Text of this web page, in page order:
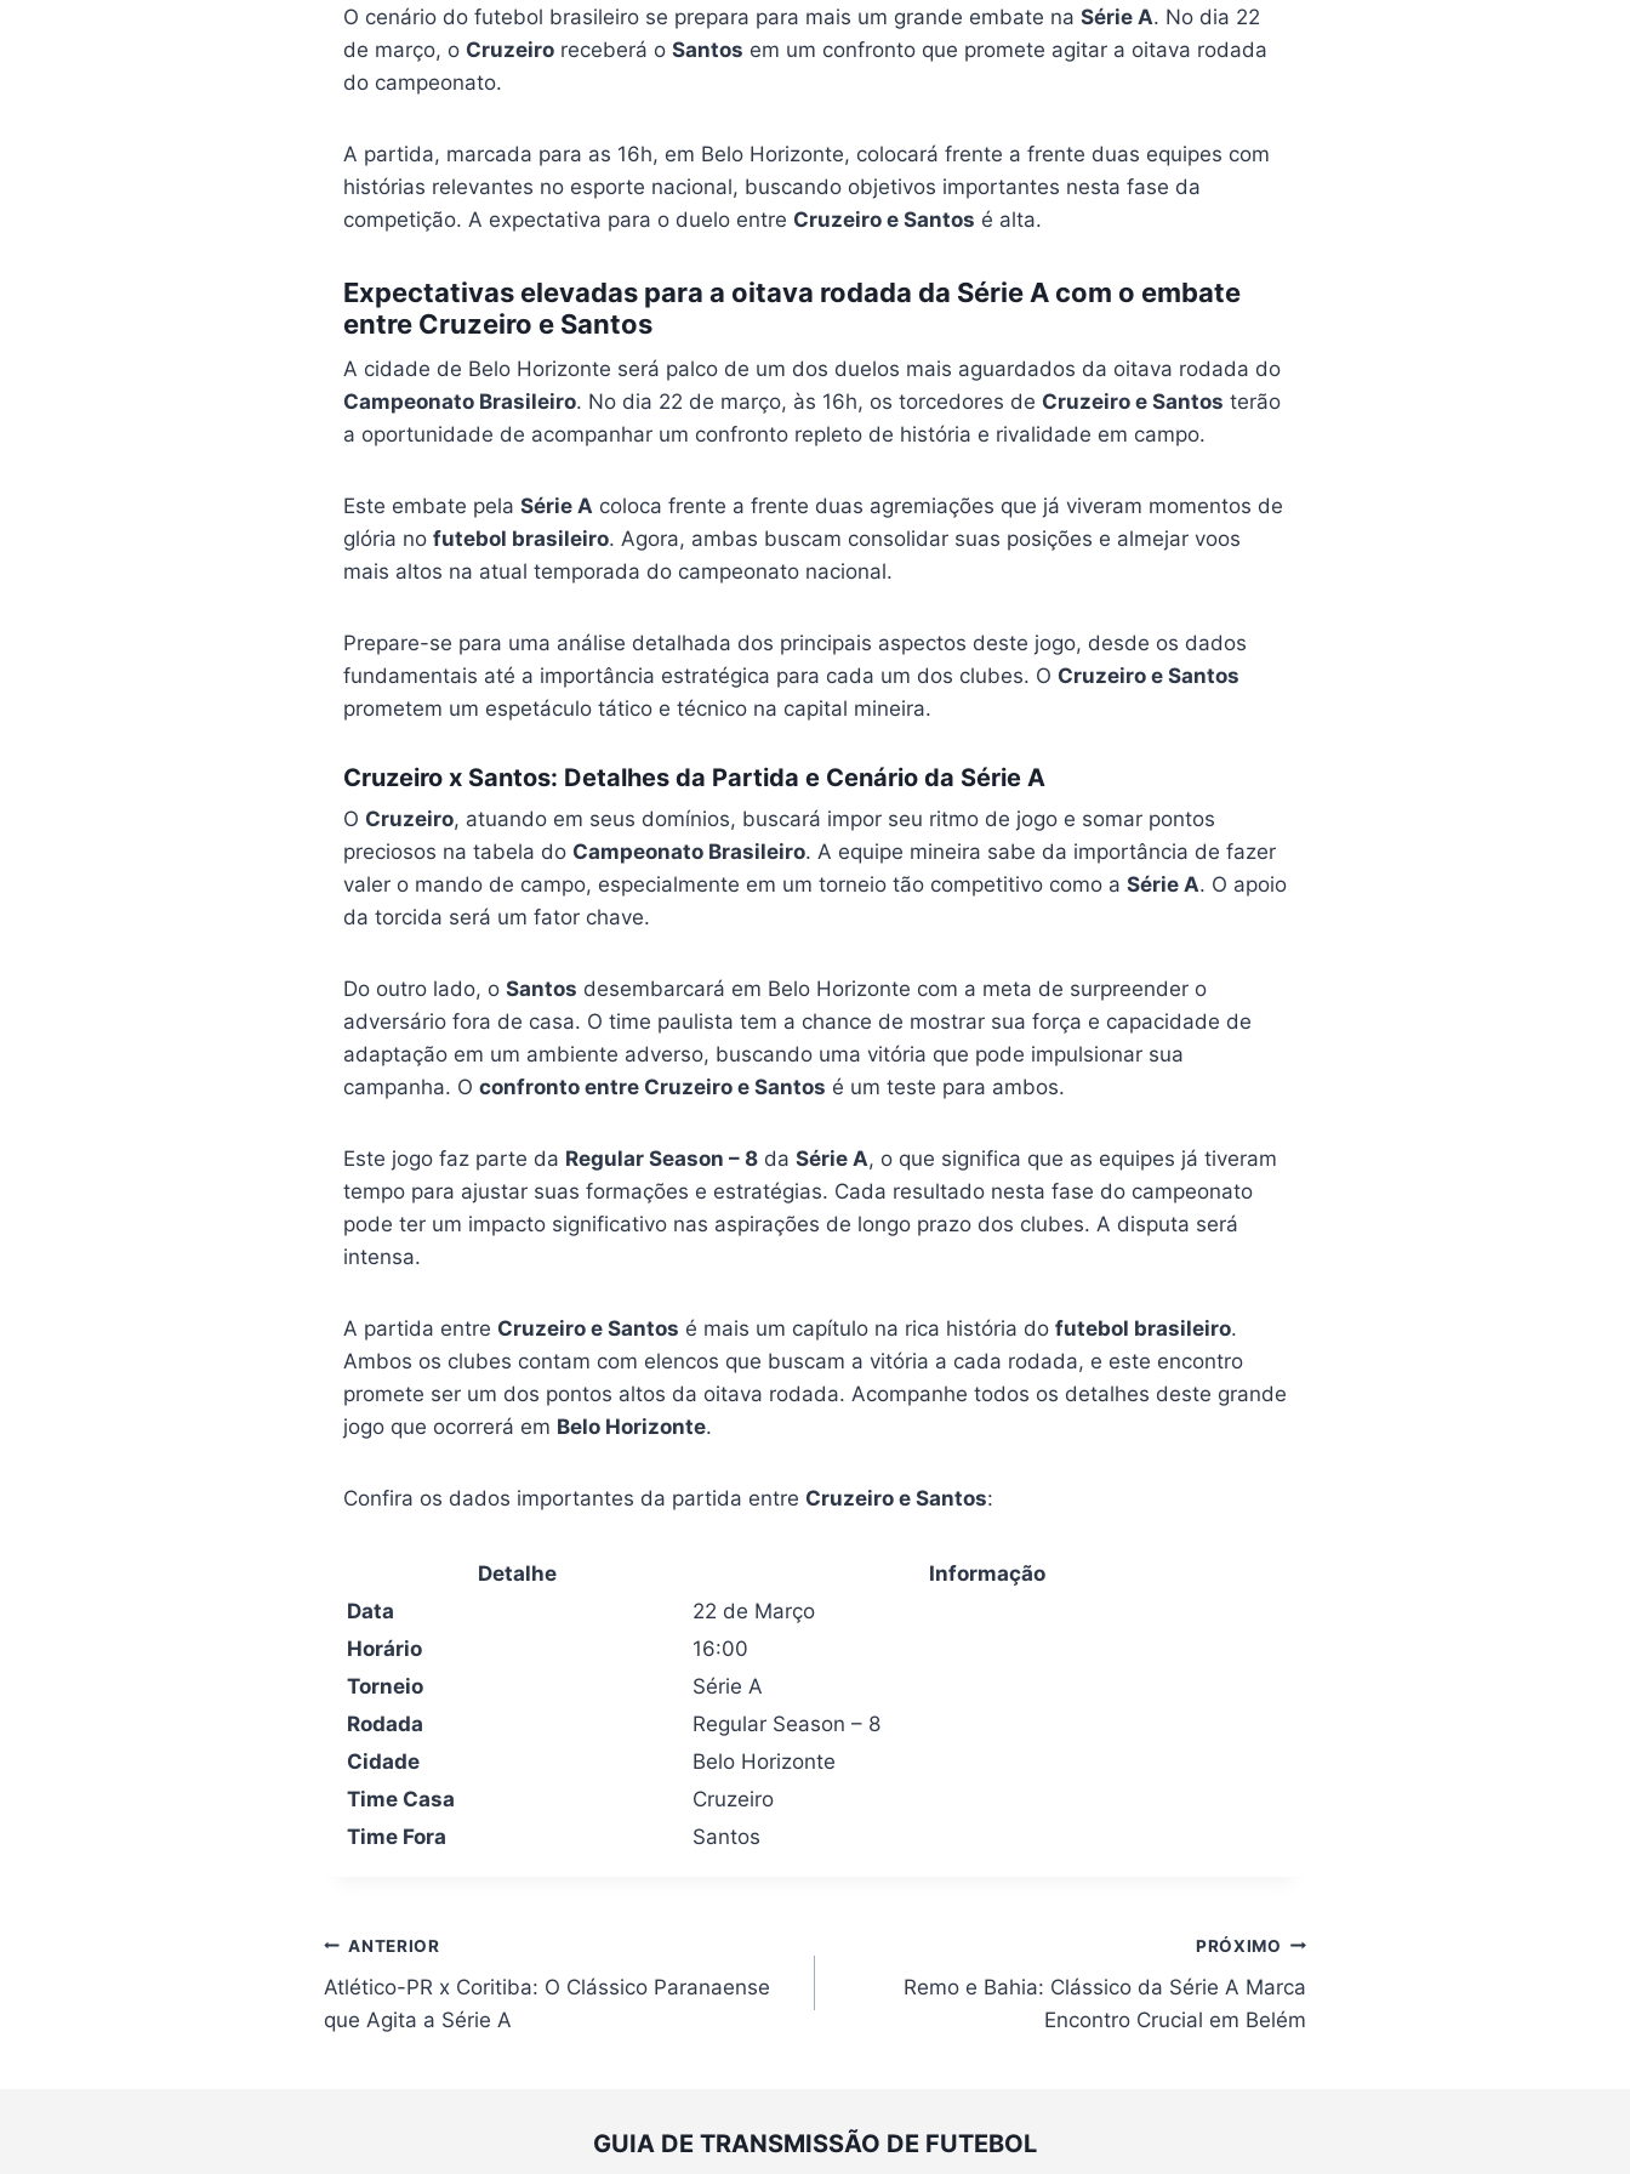
O cenário do futebol brasileiro se prepara para mais um grande embate na Série A. No dia 22
de março, o Cruzeiroreceberá o Santos em um confronto que promete agitar a oitava rodada
do campeonato.
A partida, marcada para as 16h, em Belo Horizonte, colocará frente a frente duas equipes com
histórias relevantes no esporte nacional, buscando objetivos importantes nesta fase da
competição. A expectativa para o duelo entre Cruzeiro e Santos é alta.
Expectativas elevadas para a oitava rodada da Série A com o embate
entre Cruzeiro e Santos
A cidade de Belo Horizonte será palco de um dos duelos mais aguardados da oitava rodada do
Campeonato Brasileiro. No dia 22 de março, às 16h, os torcedores de Cruzeiro e Santos terão
a oportunidade de acompanhar um confronto repleto de história e rivalidade em campo.
Este embate pela Série Acoloca frente a frente duas agremiações que já viveram momentos de
glória no futebol brasileiro. Agora, ambas buscam consolidar suas posições e almejar voos
mais altos na atual temporada do campeonato nacional.
Prepare-se para uma análise detalhada dos principais aspectos deste jogo, desde os dados
fundamentais até a importância estratégica para cada um dos clubes. O Cruzeiro e Santos
prometem um espetáculo tático e técnico na capital mineira.
Cruzeiro x Santos: Detalhes da Partida e Cenário da Série A
O Cruzeiro, atuando em seus domínios, buscará impor seu ritmo de jogo e somar pontos
preciosos na tabela do Campeonato Brasileiro. A equipe mineira sabe da importância de fazer
valer o mando de campo, especialmente em um torneio tão competitivo como a Série A. O apoio
da torcida será um fator chave.
Do outro lado, o Santos desembarcará em Belo Horizonte com a meta de surpreender o
adversário fora de casa. O time paulista tem a chance de mostrar sua força e capacidade de
adaptação em um ambiente adverso, buscando uma vitória que pode impulsionar sua
campanha. O confronto entre Cruzeiro e Santos é um teste para ambos.
Este jogo faz parte da Regular Season – 8da Série A, o que significa que as equipes já tiveram
tempo para ajustar suas formações e estratégias. Cada resultado nesta fase do campeonato
pode ter um impacto significativo nas aspirações de longo prazo dos clubes. A disputa será
intensa.
A partida entre Cruzeiro e Santos é mais um capítulo na rica história do futebol brasileiro.
Ambos os clubes contam com elencos que buscam a vitória a cada rodada, e este encontro
promete ser um dos pontos altos da oitava rodada. Acompanhe todos os detalhes deste grande
jogo que ocorrerá em Belo Horizonte.
Confira os dados importantes da partida entre Cruzeiro e Santos:
Detalhe
Informação
Data
22 de Março
Horário
16:00
Torneio
Série A
Rodada
Regular Season – 8
Cidade
Belo Horizonte
Time Casa
Cruzeiro
Time Fora
Santos
Navegação
de
Post
ANTERIOR
Atlético-PR x Coritiba: O Clássico Paranaense
que Agita a Série A
PRÓXIMO
Remo e Bahia: Clássico da Série A Marca
Encontro Crucial em Belém
GUIA DE TRANSMISSÃO DE FUTEBOL